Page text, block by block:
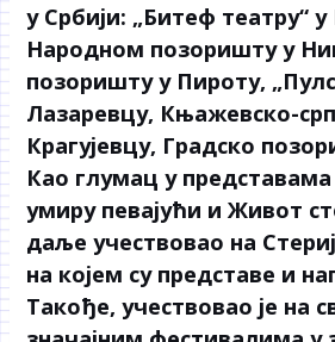
у Србији: „Битеф театру“
Народном позоришту у
позоришту у Пироту,
Лазаревцу, Књажевско-
Крагујевцу, Градско
Као глумац у
умиру певајући и Живот
даље учествовао на
на којем су представе и
Такође, учествовао је на